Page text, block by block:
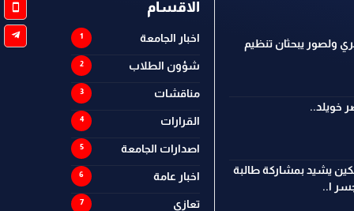
ولصور يبحثان تنظيم
خويلد..
يشيد بمشاركة طالبة
ا..
الاقسام
اخبار الجامعة
شؤون الطلاب
مناقشات
القرارات
اصدارات الجامعة
اخبار عامة
تعازي